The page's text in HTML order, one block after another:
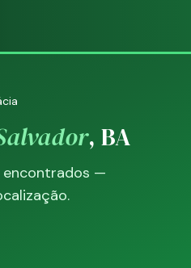
, BA
encontrados —